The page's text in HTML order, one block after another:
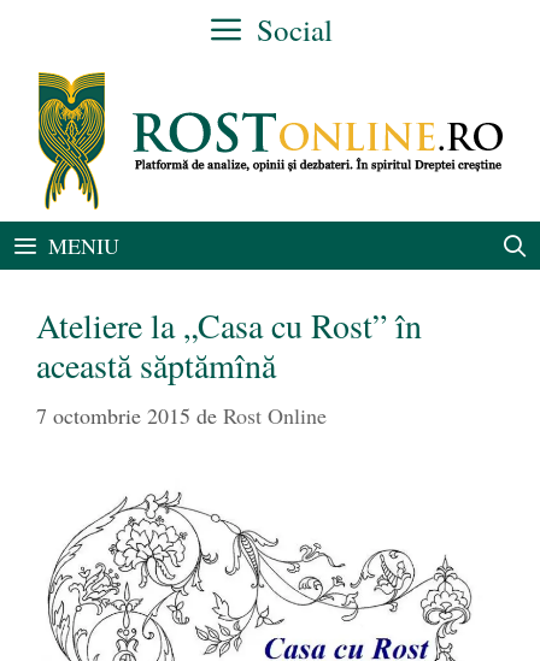
conținut
Social
MENIU
Ateliere la „Casa cu Rost” în
această săptămînă
7 octombrie 2015 de Rost Online